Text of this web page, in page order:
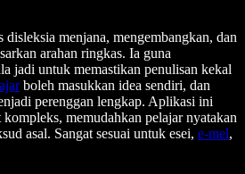
disleksia menjana, mengembangkan, dan
arahan ringkas. Ia guna
jadi untuk memastikan penulisan kekal
boleh masukkan idea sendiri, dan
perenggan lengkap. Aplikasi ini
memudahkan pelajar nyatakan
asal. Sangat sesuai untuk esei, e-mel,